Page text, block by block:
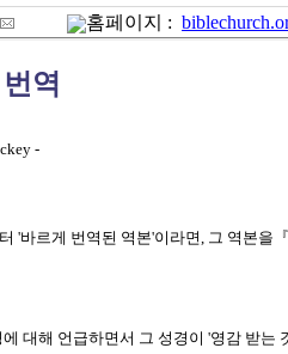
홈페이지 :
역
-
'바르게 번역된 역본'이라면, 그 역본을
대해 언급하면서 그 성경이 '영감 받는